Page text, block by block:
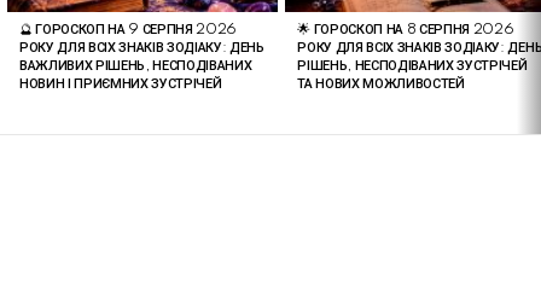
🔮 ГОРОСКОП НА 9 СЕРПНЯ 2026
РОКУ ДЛЯ ВСІХ ЗНАКІВ ЗОДІАКУ: ДЕНЬ
ВАЖЛИВИХ РІШЕНЬ, НЕСПОДІВАНИХ
НОВИН І ПРИЄМНИХ ЗУСТРІЧЕЙ
🌟 ГОРОСКОП НА 8 СЕРПНЯ 2026
РОКУ ДЛЯ ВСІХ ЗНАКІВ ЗОДІАКУ:
РІШЕНЬ, НЕСПОДІВАНИХ ЗУСТРІЧЕЙ
ТА НОВИХ МОЖЛИВОСТЕЙ